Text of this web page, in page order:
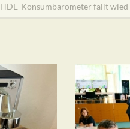
HDE-Konsumbarometer fällt wied